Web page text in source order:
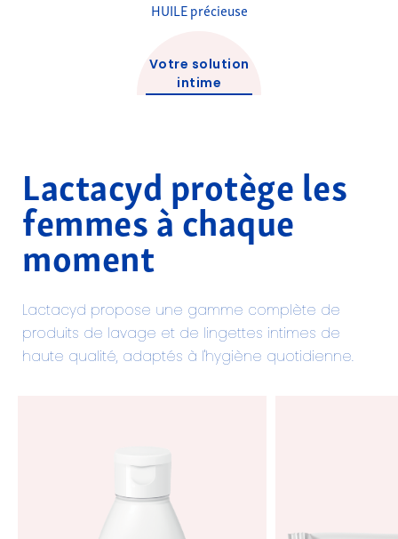
Votre solution
intime
Lactacyd protège les
femmes à chaque
moment
Lactacyd propose une gamme complète de
produits de lavage et de lingettes intimes de
haute qualité, adaptés à l'hygiène quotidienne.